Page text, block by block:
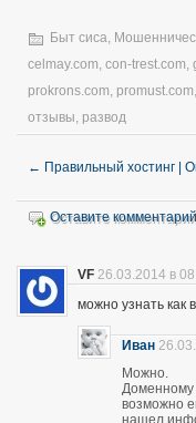
Быт сиса,
celmay.com, con-trest.com,
prokrons.com, promust.com,
отзывы, развод
← Правильный хостинг |
Оставите
VF 26.03.2014 в
можно узнать как
Иван
Можно.
Доменному
возможно
нашел